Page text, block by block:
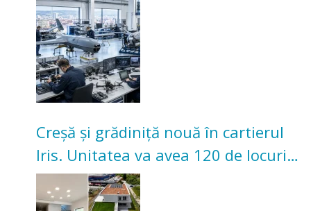
Creșă și grădiniță nouă în cartierul
Iris. Unitatea va avea 120 de locuri
pentru copii